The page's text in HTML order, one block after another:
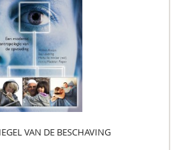
VAN DE BESCHAVING